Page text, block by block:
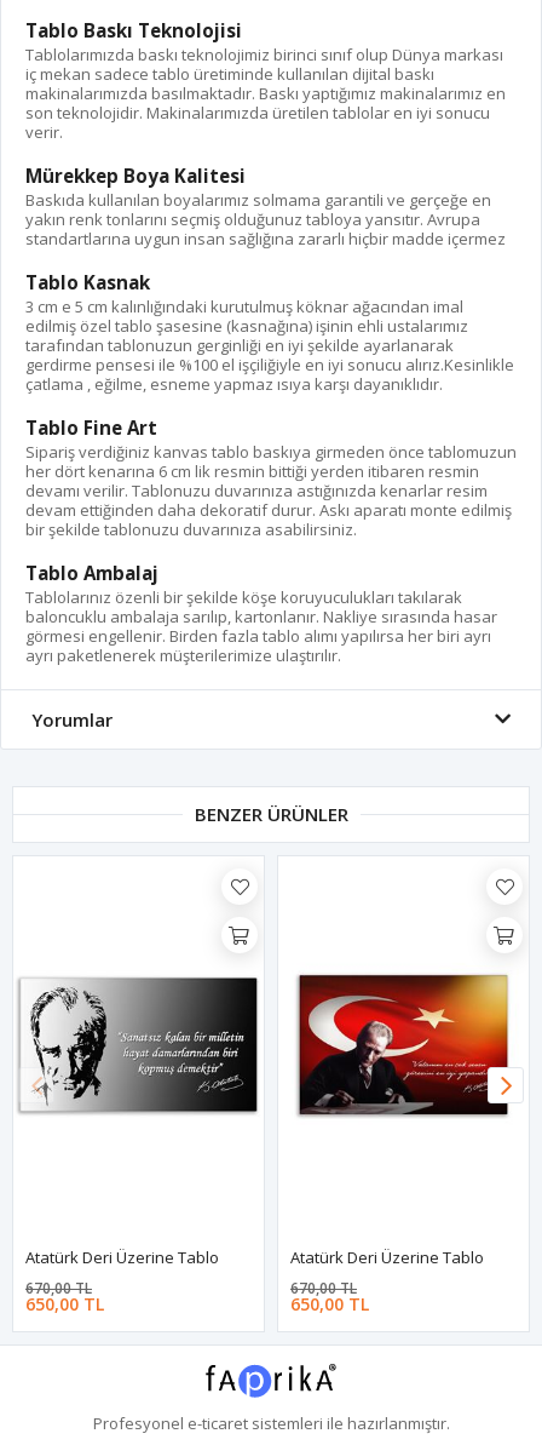
Tablo Baskı Teknolojisi
Tablolarımızda baskı teknolojimiz birinci sınıf olup Dünya markası
iç mekan sadece tablo üretiminde kullanılan dijital baskı
makinalarımızda basılmaktadır. Baskı yaptığımız makinalarımız en
son teknolojidir. Makinalarımızda üretilen tablolar en iyi sonucu
verir.
Mürekkep Boya Kalitesi
Baskıda kullanılan boyalarımız solmama garantili ve gerçeğe en
yakın renk tonlarını seçmiş olduğunuz tabloya yansıtır. Avrupa
standartlarına uygun insan sağlığına zararlı hiçbir madde içermez
Tablo Kasnak
3 cm e 5 cm kalınlığındaki kurutulmuş köknar ağacından imal
edilmiş özel tablo şasesine (kasnağına) işinin ehli ustalarımız
tarafından tablonuzun gerginliği en iyi şekilde ayarlanarak
gerdirme pensesi ile %100 el işçiliğiyle en iyi sonucu alırız.Kesinlikle
çatlama , eğilme, esneme yapmaz ısıya karşı dayanıklıdır.
Tablo Fine Art
Sipariş verdiğiniz kanvas tablo baskıya girmeden önce tablomuzun
her dört kenarına 6 cm lik resmin bittiği yerden itibaren resmin
devamı verilir. Tablonuzu duvarınıza astığınızda kenarlar resim
devam ettiğinden daha dekoratif durur. Askı aparatı monte edilmiş
bir şekilde tablonuzu duvarınıza asabilirsiniz.
Tablo Ambalaj
Tablolarınız özenli bir şekilde köşe koruyuculukları takılarak
baloncuklu ambalaja sarılıp, kartonlanır. Nakliye sırasında hasar
görmesi engellenir. Birden fazla tablo alımı yapılırsa her biri ayrı
ayrı paketlenerek müşterilerimize ulaştırılır.
Yorumlar
BENZER ÜRÜNLER
Atatürk Deri Üzerine Tablo
650,00 TL
670,00 TL
Atatürk Deri Üzerine Tablo
650,00 TL
670,00 TL
Profesyonel e-ticaretsistemleri ile hazırlanmıştır.